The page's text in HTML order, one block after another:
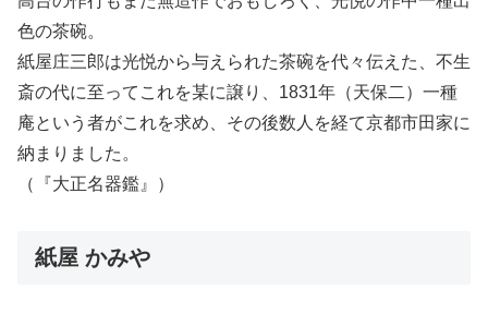
色の茶碗。
紙屋庄三郎は光悦から与えられた茶碗を代々伝えた、不生
斎の代に至ってこれを某に譲り、1831年（天保二）一種
庵という者がこれを求め、その後数人を経て京都市田家に
納まりました。
（『大正名器鑑』）
紙屋 かみや